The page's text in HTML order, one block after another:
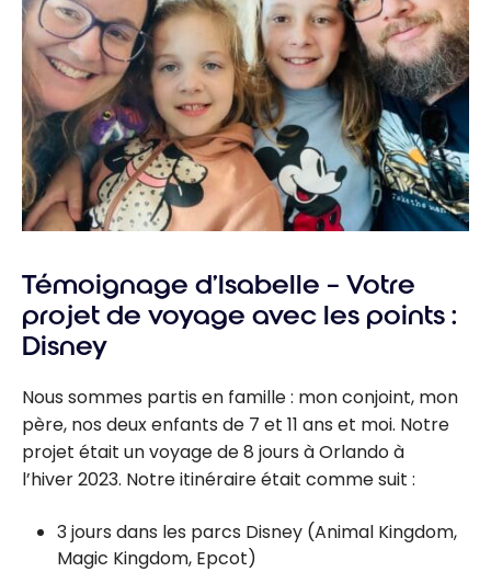
Témoignage d’Isabelle – Votre
projet de voyage avec les points :
Disney
Nous sommes partis en famille : mon conjoint, mon
père, nos deux enfants de 7 et 11 ans et moi. Notre
projet était un voyage de 8 jours à Orlando à
l’hiver 2023. Notre itinéraire était comme suit :
3 jours dans les parcs Disney (Animal Kingdom,
Magic Kingdom, Epcot)